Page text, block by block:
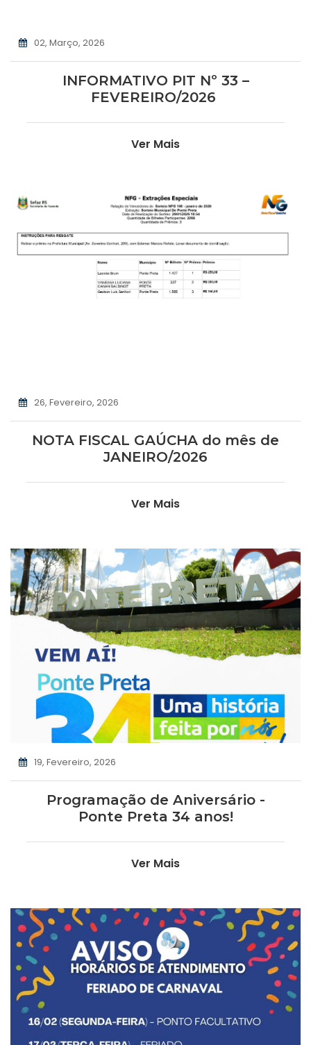
02, Março, 2026
INFORMATIVO PIT Nº 33 –
FEVEREIRO/2026
Ver Mais
26, Fevereiro, 2026
NOTA FISCAL GAÚCHA do mês de
JANEIRO/2026
Ver Mais
19, Fevereiro, 2026
Programação de Aniversário -
Ponte Preta 34 anos!
Ver Mais